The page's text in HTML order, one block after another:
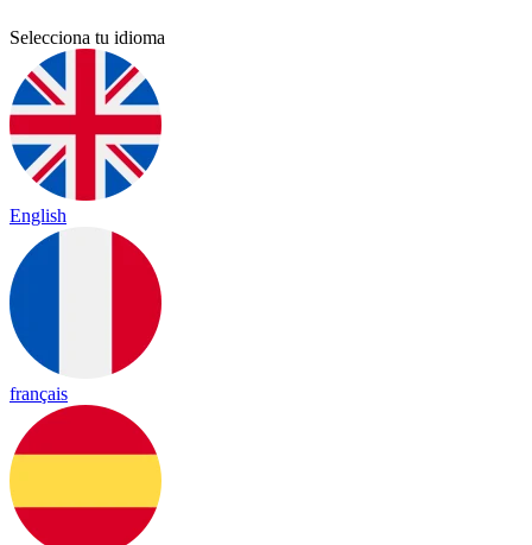
Selecciona tu idioma
English
français